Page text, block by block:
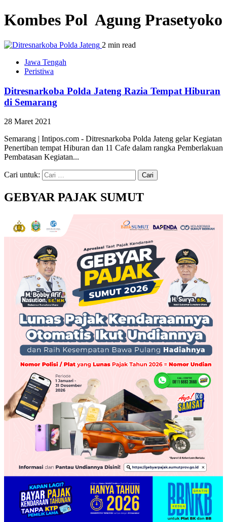
Kombes Pol Agung Prasetyoko
2 min read
Jawa Tengah
Peristiwa
Ditresnarkoba Polda Jateng Razia Tempat Hiburan
di Semarang
28 Maret 2021
Semarang | Intipos.com - Ditresnarkoba Polda Jateng gelar Kegiatan
Penertiban tempat Hiburan dan 11 Cafe dalam rangka Pemberlakuan
Pembatasan Kegiatan...
Cari untuk:
GEBYAR PAJAK SUMUT